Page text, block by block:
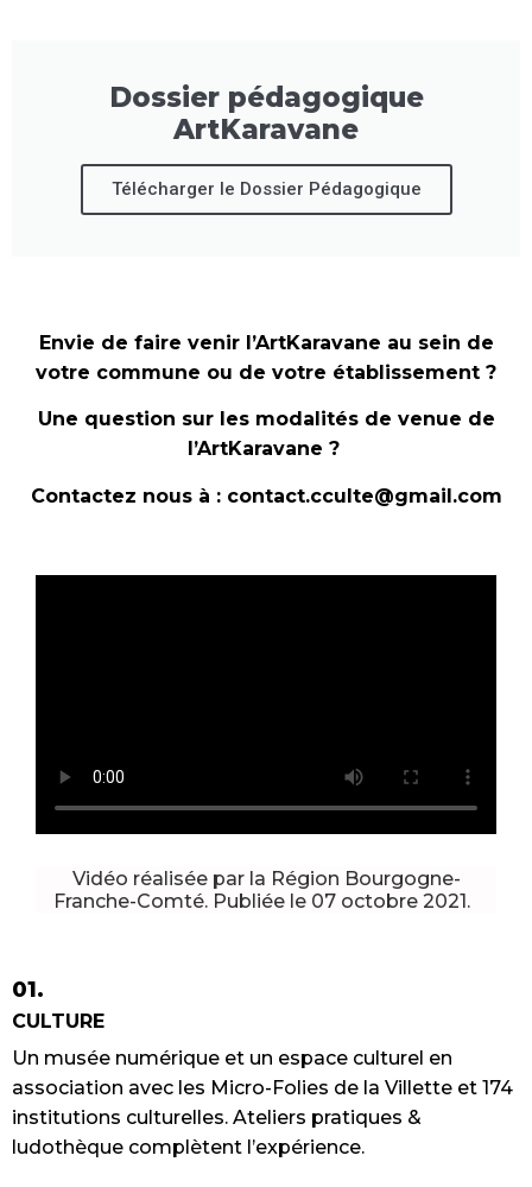
Dossier pédagogique
ArtKaravane
Télécharger le Dossier Pédagogique
Envie de faire venir l’ArtKaravane au sein de
votre commune ou de votre établissement ?
Une question sur les modalités de venue de
l’ArtKaravane ?
Contactez nous à : contact.cculte@gmail.com
Vidéo réalisée par la Région Bourgogne-
Franche-Comté. Publiée le 07 octobre 2021.
01.
CULTURE
Un musée numérique et un espace culturel en
association avec les Micro-Folies de la Villette et 174
institutions culturelles. Ateliers pratiques &
ludothèque complètent l’expérience.